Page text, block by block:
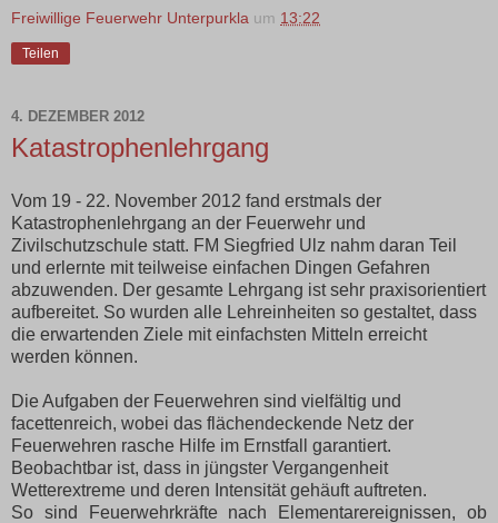
Freiwillige Feuerwehr Unterpurkla um 13:22
Teilen
4. DEZEMBER 2012
Katastrophenlehrgang
Vom 19 - 22. November 2012 fand erstmals der
Katastrophenlehrgang an der Feuerwehr und
Zivilschutzschule statt. FM Siegfried Ulz nahm daran Teil
und erlernte mit teilweise einfachen Dingen Gefahren
abzuwenden. Der gesamte Lehrgang ist sehr praxisorientiert
aufbereitet. So wurden alle Lehreinheiten so gestaltet, dass
die erwartenden Ziele mit einfachsten Mitteln erreicht
werden können.
Die Aufgaben der Feuerwehren sind vielfältig und
facettenreich, wobei das flächendeckende Netz der
Feuerwehren rasche Hilfe im Ernstfall garantiert.
Beobachtbar ist, dass in jüngster Vergangenheit
Wetterextreme und deren Intensität gehäuft auftreten.
So sind Feuerwehrkräfte nach Elementarereignissen, ob